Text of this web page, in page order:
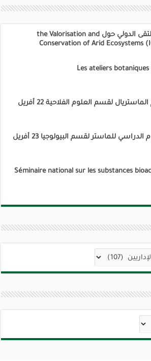
إعلان عن الملتقى الدولي حول the Valorisation and
Conservation of Arid Ecosystems
Les ateliers
إعلان عن يوم الماستريال لقسم العلوم الفلاحية 22 أفريل
إعلان عن اليوم الدراسي للماستر لقسم البيولوجيا 23 أفريل
Séminaire national sur les substances